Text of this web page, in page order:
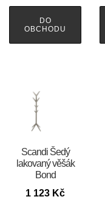
DO
OBCHODU
Scandi Šedý
lakovaný věšák
Bond
1 123 Kč